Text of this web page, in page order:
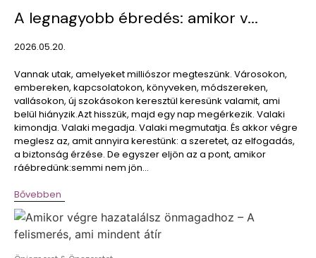
A legnagyobb ébredés: amikor v...
2026.05.20.
Vannak utak, amelyeket milliószor megteszünk. Városokon,
embereken, kapcsolatokon, könyveken, módszereken,
vallásokon, új szokásokon keresztül keresünk valamit, ami
belül hiányzik.Azt hisszük, majd egy nap megérkezik. Valaki
kimondja. Valaki megadja. Valaki megmutatja. És akkor végre
meglesz az, amit annyira kerestünk: a szeretet, az elfogadás,
a biztonság érzése. De egyszer eljön az a pont, amikor
ráébredünk:semmi nem jön...
Bővebben